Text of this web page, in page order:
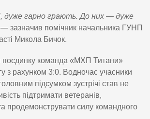
дуже гарно грають. До них — дуже
— зазначив помічник начальника ГУНП
Микола Бичок.
поєдинку команда «МХП Титани»
з рахунком 3:0. Водночас учасники
підсумком зустрічі став не
підтримати ветеранів,
продемонструвати силу командного